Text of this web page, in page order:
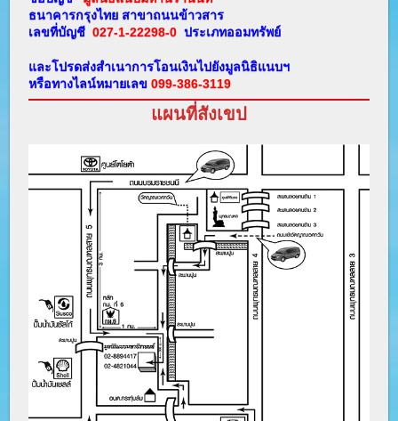
ธนาคารกรุงไทย สาขาถนนข้าวสาร
เลขที่บัญชี027-1-22298-0 ประเภทออมทรัพย์
และโปรดส่งสำเนาการโอนเงินไปยังมูลนิธิแนบฯ
หรือทางไลน์หมายเลข099-386-3119
แผนที่สังเขป